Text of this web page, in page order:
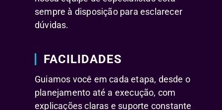
sempre à disposição para esclarecer
dúvidas.
FACILIDADES
Guiamos você em cada etapa, desde o
planejamento até a execução, com
explicações claras e suporte constante